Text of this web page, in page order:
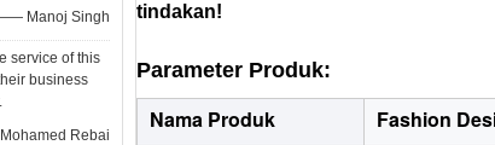
Manoj Singh
service of this
business
Rebai
tindakan!
Parameter Produk:
Nama Produk
Fashion